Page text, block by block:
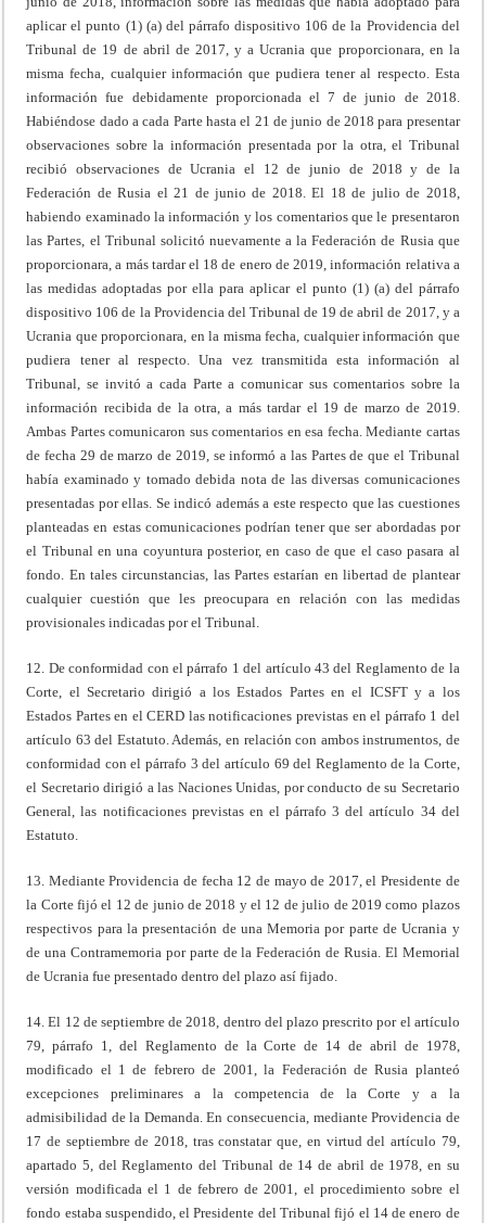
aplicar el punto (1) (a) del párrafo dispositivo 106 de la Providencia del
Tribunal de 19 de abril de 2017, y a Ucrania que proporcionara, en la
misma fecha, cualquier información que pudiera tener al respecto. Esta
información fue debidamente proporcionada el 7 de junio de 2018.
Habiéndose dado a cada Parte hasta el 21 de junio de 2018 para presentar
observaciones sobre la información presentada por la otra, el Tribunal
recibió observaciones de Ucrania el 12 de junio de 2018 y de la
Federación de Rusia el 21 de junio de 2018. El 18 de julio de 2018,
habiendo examinado la información y los comentarios que le presentaron
las Partes, el Tribunal solicitó nuevamente a la Federación de Rusia que
proporcionara, a más tardar el 18 de enero de 2019, información relativa a
las medidas adoptadas por ella para aplicar el punto (1) (a) del párrafo
dispositivo 106 de la Providencia del Tribunal de 19 de abril de 2017, y a
Ucrania que proporcionara, en la misma fecha, cualquier información que
pudiera tener al respecto. Una vez transmitida esta información al
Tribunal, se invitó a cada Parte a comunicar sus comentarios sobre la
información recibida de la otra, a más tardar el 19 de marzo de 2019.
Ambas Partes comunicaron sus comentarios en esa fecha. Mediante cartas
de fecha 29 de marzo de 2019, se informó a las Partes de que el Tribunal
había examinado y tomado debida nota de las diversas comunicaciones
presentadas por ellas. Se indicó además a este respecto que las cuestiones
planteadas en estas comunicaciones podrían tener que ser abordadas por
el Tribunal en una coyuntura posterior, en caso de que el caso pasara al
fondo. En tales circunstancias, las Partes estarían en libertad de plantear
cualquier cuestión que les preocupara en relación con las medidas
provisionales indicadas por el Tribunal.
12. De conformidad con el párrafo 1 del artículo 43 del Reglamento de la
Corte, el Secretario dirigió a los Estados Partes en el ICSFT y a los
Estados Partes en el CERD las notificaciones previstas en el párrafo 1 del
artículo 63 del Estatuto. Además, en relación con ambos instrumentos, de
conformidad con el párrafo 3 del artículo 69 del Reglamento de la Corte,
el Secretario dirigió a las Naciones Unidas, por conducto de su Secretario
General, las notificaciones previstas en el párrafo 3 del artículo 34 del
Estatuto.
13. Mediante Providencia de fecha 12 de mayo de 2017, el Presidente de
la Corte fijó el 12 de junio de 2018 y el 12 de julio de 2019 como plazos
respectivos para la presentación de una Memoria por parte de Ucrania y
de una Contramemoria por parte de la Federación de Rusia. El Memorial
de Ucrania fue presentado dentro del plazo así fijado.
14. El 12 de septiembre de 2018, dentro del plazo prescrito por el artículo
79, párrafo 1, del Reglamento de la Corte de 14 de abril de 1978,
modificado el 1 de febrero de 2001, la Federación de Rusia planteó
excepciones preliminares a la competencia de la Corte y a la
admisibilidad de la Demanda. En consecuencia, mediante Providencia de
17 de septiembre de 2018, tras constatar que, en virtud del artículo 79,
apartado 5, del Reglamento del Tribunal de 14 de abril de 1978, en su
versión modificada el 1 de febrero de 2001, el procedimiento sobre el
fondo estaba suspendido, el Presidente del Tribunal fijó el 14 de enero de